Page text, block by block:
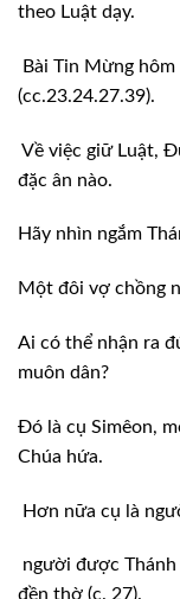
theo Luật dạy.
Bài Tin Mừng hôm
(cc.23.24.27.39).
Về việc giữ Luật,
đặc ân nào.
Hãy nhìn ngắm
Một đôi vợ chồng
Ai có thể nhận ra
muôn dân?
Đó là cụ Simêon,
Chúa hứa.
Hơn nữa cụ là
người được Thánh
đền thờ (c. 27).